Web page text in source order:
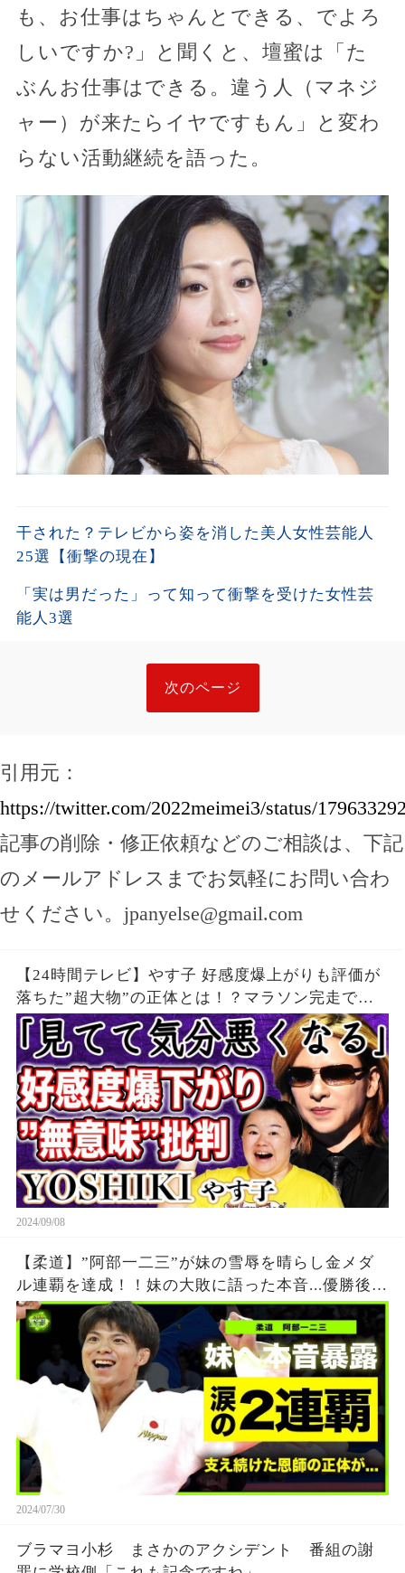
も、お仕事はちゃんとできる、でよろ
しいですか?」と聞くと、壇蜜は「た
ぶんお仕事はできる。違う人（マネジ
ャー）が来たらイヤですもん」と変わ
らない活動継続を語った。
干された？テレビから姿を消した美人女性芸能人
25選【衝撃の現在】
「実は男だった」って知って衝撃を受けた女性芸
能人3選
次のページ
引用元：
https://twitter.com/2022meimei3/status/
記事の削除・修正依頼などのご相談は、下記
のメールアドレスまでお気軽にお問い合わ
せください。 jpanyelse@gmail.com
【24時間テレビ】やす子 好感度爆上がりも評価が
落ちた”超大物”の正体とは！？マラソン完走で
も”ギャラ問題”再燃で24時間テレビは「無意味」
と批判殺到の真相が…
2024/09/08
【柔道】”阿部一二三”が妹の雪辱を晴らし金メダ
ル連覇を達成！！妹の大敗に語った本音...優勝後に
流した涙に日本国民が涙腺崩壊！！阿部兄弟を支
え続けた恩師との約束の真相とは...
2024/07/30
ブラマヨ小杉 まさかのアクシデント 番組の謝